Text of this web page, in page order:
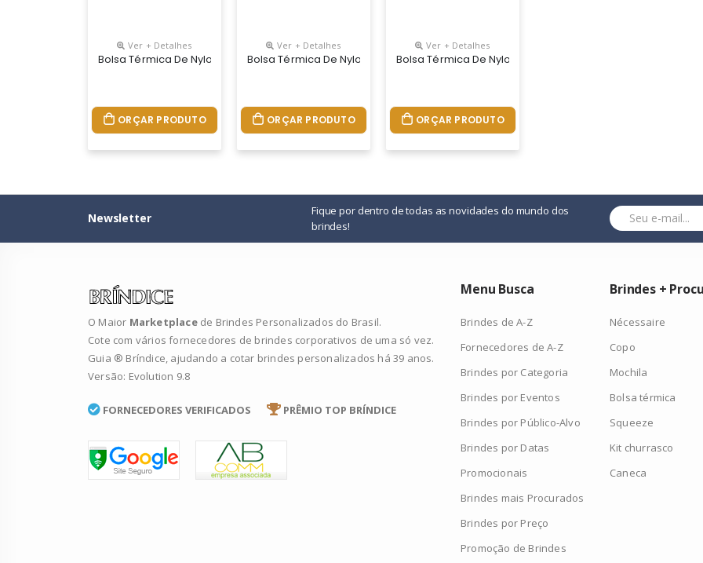
Ver + Detalhes
Bolsa Térmica De Nylon 10 Litros Com Dois Compartimentos, Sendo O Principal Com Revestimento Térmico E
ORÇAR PRODUTO
Ver + Detalhes
Bolsa Térmica De Nylon 8 Litros Com Bolso Posterior Em Malha. Acompanha Plaquinha
ORÇAR PRODUTO
Ver + Detalhes
Bolsa Térmica De Nylon 10 Litros Com Dois
ORÇAR PRODUTO
Newsletter
Fique por dentro de todas as novidades do mundo dos
brindes!
O Maior Marketplace de Brindes Personalizados do Brasil.
Cote com vários fornecedores de brindes corporativos de uma só vez.
Guia ® Bríndice, ajudando a cotar brindes personalizados há 39 anos.
Versão: Evolution 9.8
FORNECEDORES VERIFICADOS PRÊMIO TOP BRÍNDICE
Menu Busca
Brindes de A-Z
Fornecedores de A-Z
Brindes por Categoria
Brindes por Eventos
Brindes por Público-Alvo
Brindes por Datas
Promocionais
Brindes mais Procurados
Brindes por Preço
Promoção de Brindes
Brindes +
Nécessaire
Copo
Mochila
Bolsa térmica
Squeeze
Kit churrasco
Caneca